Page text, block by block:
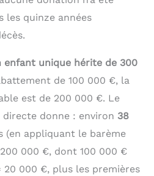
les quinze années
enfant unique hérite de 300
de 100 000 €, la
est de 200 000 €. Le
directe donne : environ 38
(en appliquant le barème
000 €, dont 100 000 €
20 000 €, plus les premières